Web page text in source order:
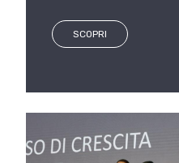
SCOPRI